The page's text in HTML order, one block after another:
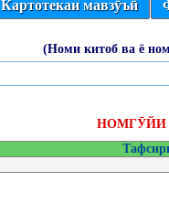
Картотекаи мавзӯъӣ
(Номи китоб ва ё
НОМГӮЙИ